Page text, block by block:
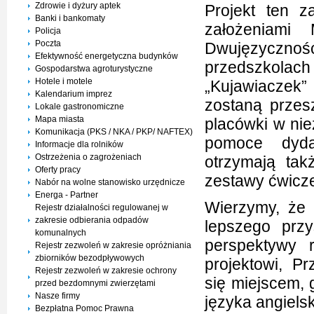
Zdrowie i dyżury aptek
Banki i bankomaty
Policja
Poczta
Efektywność energetyczna budynków
Gospodarstwa agroturystyczne
Hotele i motele
Kalendarium imprez
Lokale gastronomiczne
Mapa miasta
Komunikacja (PKS / NKA / PKP/ NAFTEX)
Informacje dla rolników
Ostrzeżenia o zagrożeniach
Oferty pracy
Nabór na wolne stanowisko urzędnicze
Energa - Partner
Rejestr działalności regulowanej w
zakresie odbierania odpadów
komunalnych
Rejestr zezwoleń w zakresie opróżniania
zbiorników bezodpływowych
Rejestr zezwoleń w zakresie ochrony
przed bezdomnymi zwierzętami
Nasze firmy
Bezpłatna Pomoc Prawna
Projekt ten
założeniami
zostaną
placówki w
pomoce
otrzymają
zestawy
Wierzymy,
lepszego
perspektywy
projektowi,
się miejscem,
języka